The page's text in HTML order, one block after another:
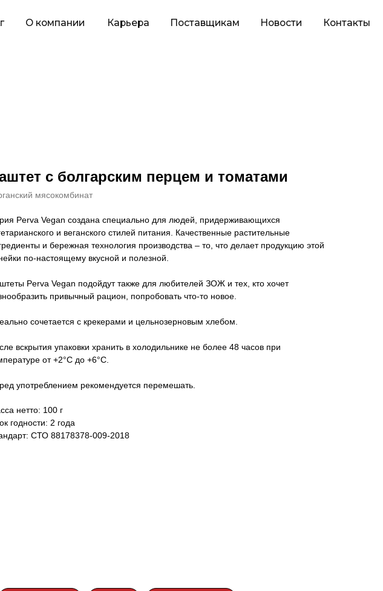
Карьера Поставщикам Новости Контакты
с болгарским перцем и томатами
мясокомбинат
Perva Vegan создана специально для людей, придерживающихся
и веганского стилей питания. Качественные растительные
и бережная технология производства – то, что делает продукцию этой
по-настоящему вкусной и полезной.
Perva Vegan подойдут также для любителей ЗОЖ и тех, кто хочет
привычный рацион, попробовать что-то новое.
сочетается с крекерами и цельнозерновым хлебом.
вскрытия упаковки хранить в холодильнике не более 48 часов при
от +2°С до +6°С.
употреблением рекомендуется перемешать.
нетто: 100 г
годности: 2 года
СТО 88178378-009-2018